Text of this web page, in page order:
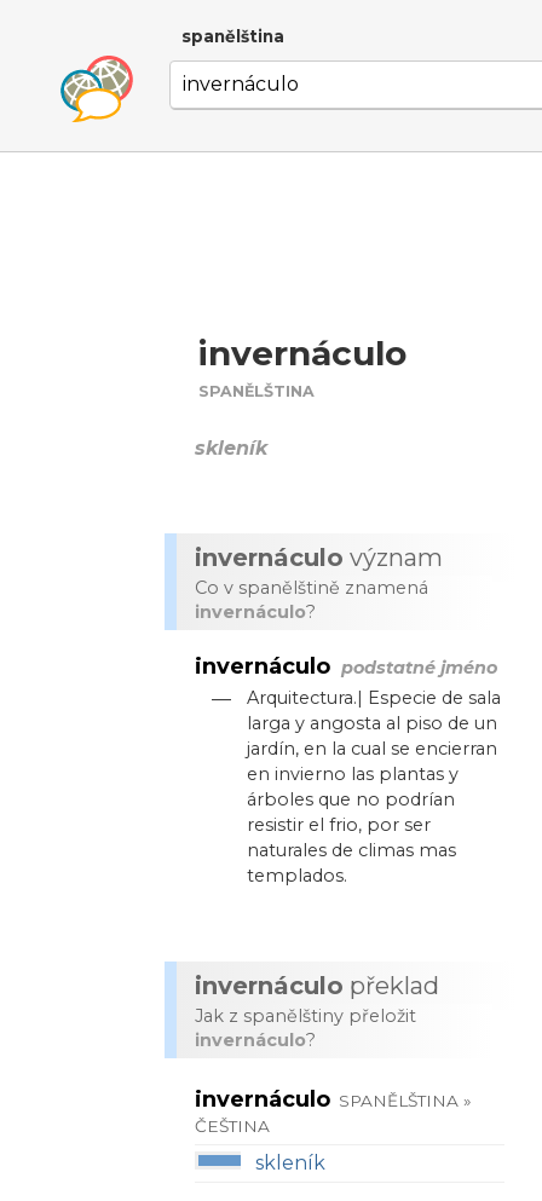
spanělština
invernáculo
SPANĚLŠTINA
skleník
invernáculo význam
Co v spanělštině znamená
invernáculo?
invernáculo podstatné jméno
—
Arquitectura.| Especie de sala
larga y angosta al piso de un
jardín, en la cual se encierran
en invierno las plantas y
árboles que no podrían
resistir el frio, por ser
naturales de climas mas
templados.
invernáculo překlad
Jak z spanělštiny přeložit
invernáculo?
invernáculo SPANĚLŠTINA »
ČEŠTINA
skleník